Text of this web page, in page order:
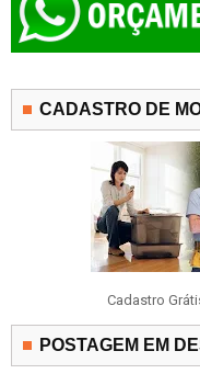
CADASTRO DE
Cadastro
POSTAGEM EM